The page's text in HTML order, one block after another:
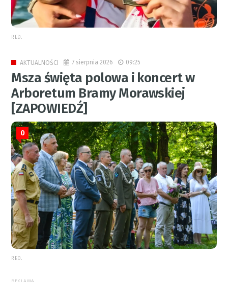
RED.
AKTUALNOŚCI 7 sierpnia 2026 09:25
Msza święta polowa i koncert w
Arboretum Bramy Morawskiej
[ZAPOWIEDŹ]
0
RED.